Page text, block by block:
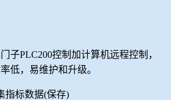
子PLC200控制加计算机远程控制，
低，易维护和升级。
指标数据(保存)